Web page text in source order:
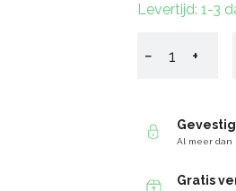
Levertijd: 1-3
− +
Al meer dan
Gratis